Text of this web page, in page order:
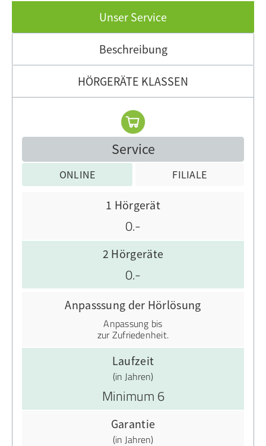
Unser Service
Beschreibung
HÖRGERÄTE KLASSEN
Service
ONLINE FILIALE
1 Hörgerät
0.-
2 Hörgeräte
0.-
Anpasssung der Hörlösung
Anpassung bis
zur Zufriedenheit.
Laufzeit
(in Jahren)
Minimum 6
Garantie
(in Jahren)